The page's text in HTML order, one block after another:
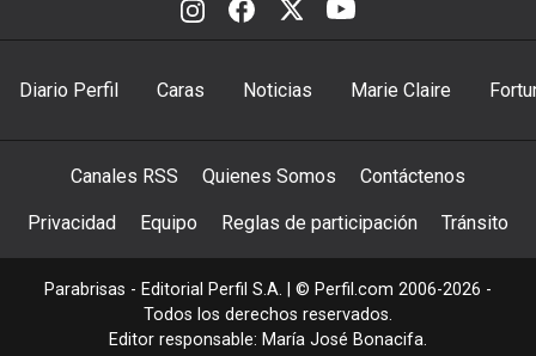
Diario Perfil Caras Noticias Marie Claire
Canales RSS Quienes Somos Contáctenos
Privacidad Equipo Reglas de participación Tránsito
Parabrisas - Editorial Perfil S.A. | © Perfil.com 2006-2026 -
Todos los derechos reservados.
Editor responsable: María José Bonacifa.